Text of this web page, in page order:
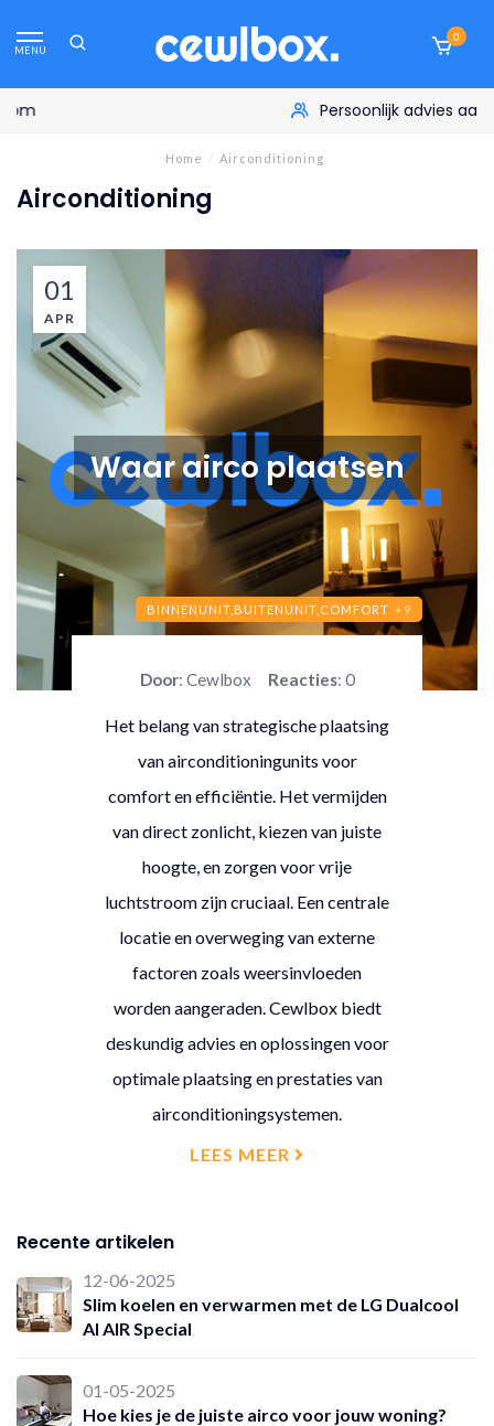
MENU
0
Persoonlijk advies aan huis
Home / Airconditioning
Airconditioning
01
APR
Waar airco plaatsen
BINNENUNIT, BUITENUNIT, COMFORT +9
Door: Cewlbox Reacties: 0
Het belang van strategische plaatsing
van airconditioningunits voor
comfort en efficiëntie. Het vermijden
van direct zonlicht, kiezen van juiste
hoogte, en zorgen voor vrije
luchtstroom zijn cruciaal. Een centrale
locatie en overweging van externe
factoren zoals weersinvloeden
worden aangeraden. Cewlbox biedt
deskundig advies en oplossingen voor
optimale plaatsing en prestaties van
airconditioningsystemen.
LEES MEER
Recente artikelen
12-06-2025
Slim koelen en verwarmen met de LG Dualcool
AI AIR Special
01-05-2025
Hoe kies je de juiste airco voor jouw woning?